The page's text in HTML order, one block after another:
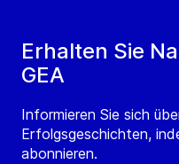
Erhalten Sie
GEA
Informieren Sie sich
Erfolgsgeschichten,
abonnieren.